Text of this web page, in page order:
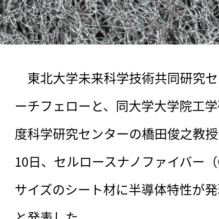
東北大学未来科学技術共同研究
ーチフェローと、同大学大学院工
度科学研究センターの橋田俊之教
10日、セルロースナノファイバー
サイズのシート材に半導体特性が